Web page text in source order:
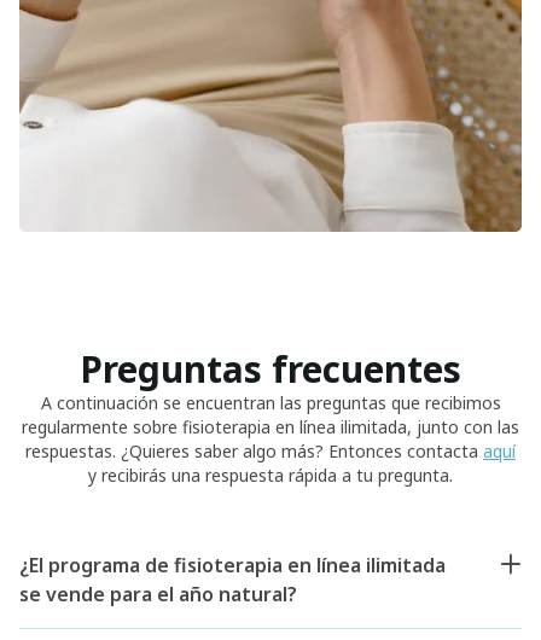
Preguntas frecuentes
A continuación se encuentran las preguntas que recibimos
regularmente sobre fisioterapia en línea ilimitada, junto con las
respuestas. ¿Quieres saber algo más? Entonces contacta aquí
y recibirás una respuesta rápida a tu pregunta.
¿El programa de fisioterapia en línea ilimitada
se vende para el año natural?